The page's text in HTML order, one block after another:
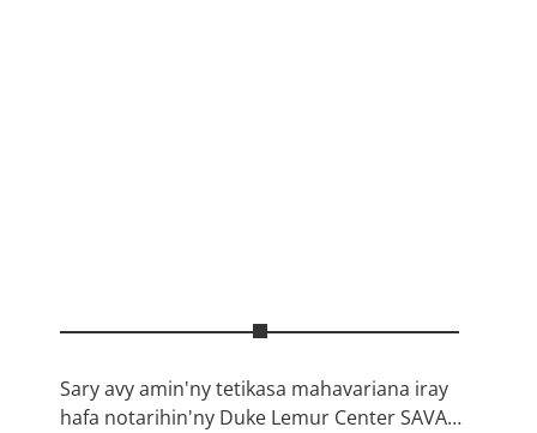
Sary avy amin'ny tetikasa mahavariana iray
hafa notarihin'ny Duke Lemur Center SAVA…